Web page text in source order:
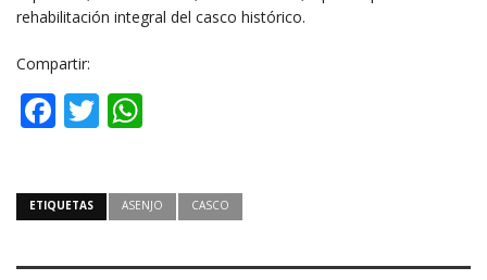
rehabilitación integral del casco histórico.
Compartir:
Facebook
Twitter
ETIQUETAS ASENJO CASCO